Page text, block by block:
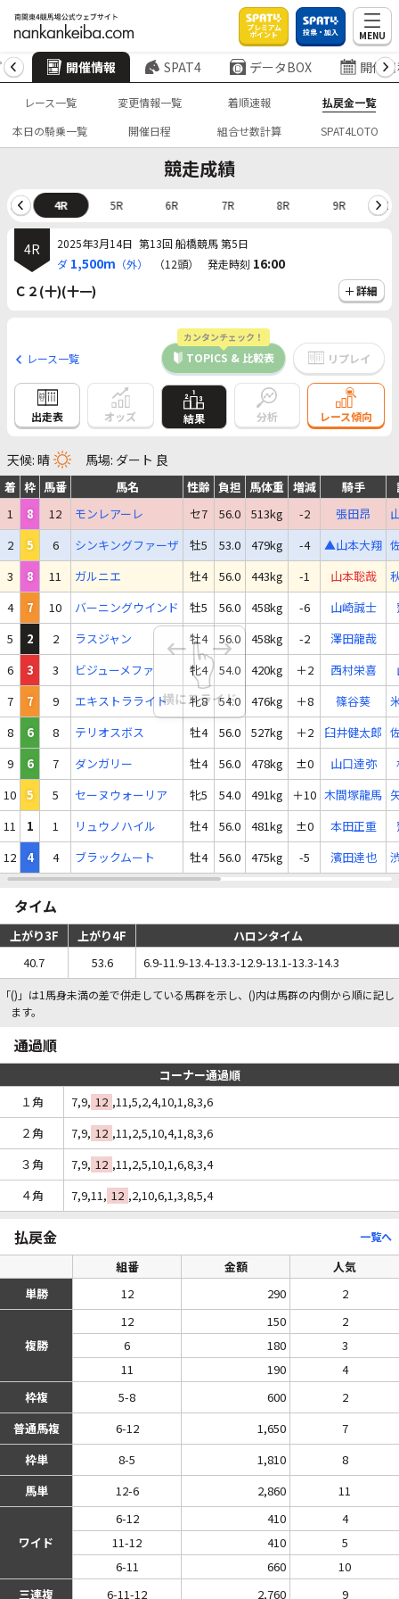
プレミアム
ポイント 投票・加入 MENU
開催情報 SPAT4 データBOX 開催
レース一覧 変更情報一覧 着順速報
払戻金一覧
本日の騎乗一覧
開催日程 組合せ数計算 SPAT4LOTO
競走成績
4R 5R 6R 7R 8R 9R
4R 2025年3月14日 第13回 船橋競馬 第5日
ダ 1,500m （外） （12頭） 発走時刻 16:00
Ｃ２(十)(十一)
詳細
レース一覧
カンタンチェック！
TOPICS & 比較表 リプレイ
出走表 オッズ 結果 分析 レース傾向
天候: 晴 馬場: ダート 良
着 枠 馬番 馬名 性齢 負担 馬体重 増減 騎手
1
8 12 モンレアーレ セ7 56.0 513kg -2 張田昂
2
5 6 シンキングファーザ 牡5 53.0 479kg -4 ▲山本大翔
3
8 11 ガルニエ 牡4 56.0 443kg -1 山本聡哉
4
7 10 バーニングウインド 牡5 56.0 458kg -6 山崎誠士
5
2 2 ラスジャン 牡4 56.0 458kg -2
澤田龍哉
6
3 3 ビジューメファ 牝4 54.0 420kg ＋2 西村栄喜
7
7 9 エキストラライト 牝8 54.0 476kg ＋8 篠谷葵
8
6 8 テリオスボス 牡4 56.0 527kg ＋2 臼井健太郎
9
6 7 ダンガリー 牡4 56.0 478kg ±0 山口達弥
10
5 5 セーヌウォーリア 牝5 54.0 491kg ＋10 木間塚龍馬
11
1 1 リュウノハイル 牡4 56.0 481kg ±0 本田正重
12
4 4 ブラックムート 牡4 56.0 475kg -5 濱田達也
タイム
上がり3F 上がり4F
ハロンタイム
40.7
53.6 6.9-11.9-13.4-13.3-12.9-13.1-13.3-14.3
「()」は1馬身未満の差で併走している馬群を示し、()内は馬群の内側から順に記し
ます。
通過順
コーナー通過順
１角
7,9, 12 ,11,5,2,4,10,1,8,3,6
２角
7,9, 12 ,11,2,5,10,4,1,8,3,6
３角
7,9, 12 ,11,2,5,10,1,6,8,3,4
４角
7,9,11, 12 ,2,10,6,1,3,8,5,4
払戻金 一覧へ
組番 金額
人気
単勝
12 290 2
複勝
12 150
2
6
180
3
11
190
4
枠複
5-8 600
2
普通馬複
6-12 1,650
7
枠単
8-5 1,810
8
馬単
12-6 2,860 11
ワイド
6-12 410
4
11-12
410
5
6-11
660
10
三連複
6-11-12 2,760 9